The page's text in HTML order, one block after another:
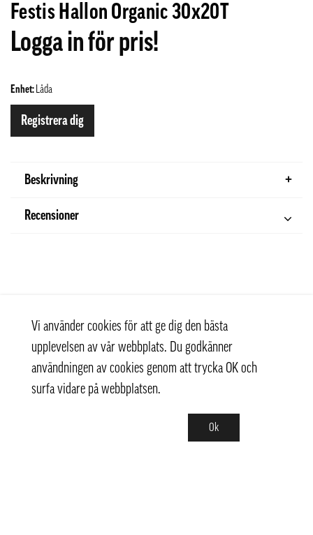
Festis Hallon Organic 30x20T
Logga in för pris!
Enhet: Låda
Registrera dig
Beskrivning
Recensioner
Vi använder cookies för att ge dig den bästa
upplevelsen av vår webbplats. Du godkänner
användningen av cookies genom att trycka OK och
surfa vidare på webbplatsen.
Ok